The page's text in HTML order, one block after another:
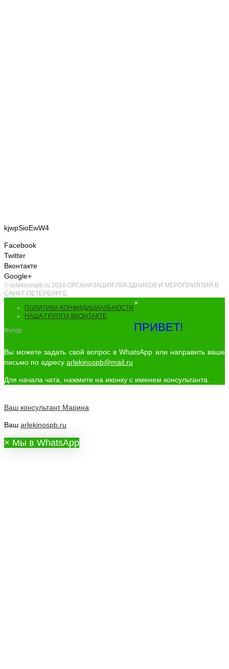
kjwpSioEwW4
Facebook
Twitter
Вконтакте
Google+
© arlekinospb.ru 2018 ОРГАНИЗАЦИЯ ПРАЗДНИКОВ И МЕРОПРИЯТИЙ В
САНКТ-ПЕТЕРБУРГЕ.
ПОЛИТИКА КОНФИДИЦИАЛЬНОСТИ
НАША ГРУППА ВКОНТАКТЕ
Футер
×
ПРИВЕТ!
Вы можете задать свой вопрос в WhatsApp или направить ваше
письмо по адресу arlekinospb@mail.ru
Для начала чата, нажмите на иконку с именем консультанта.
Ваш консультант Марина
Ваш arlekinospb.ru
× Мы в WhatsApp